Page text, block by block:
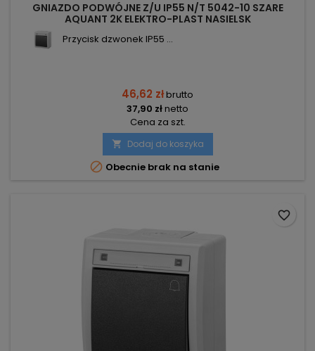
GNIAZDO PODWÓJNE Z/U IP55 N/T 5042-10 SZARE
AQUANT 2K ELEKTRO-PLAST NASIELSK
Przycisk dzwonek IP55 ...
46,62 złbrutto
37,90 złnetto
Cena za szt.
 Dodaj do koszyka
 Obecnie brak na stanie
favorite_border